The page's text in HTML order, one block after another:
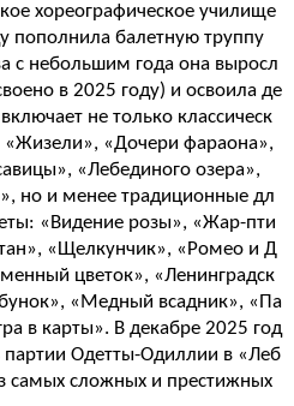
хореографическое училище
пополнила балетную труппу
с небольшим года она выросл
в 2025 году) и освоила де
не только классическ
«Дочери фараона»,
«Лебединого озера»,
но и менее традиционные дл
«Видение розы», «Жар-пти
«Щелкунчик», «Ромео и Д
цветок», «Ленинградск
«Медный всадник», «Па
в карты». В декабре 2025 год
Одетты-Одиллии в «Леб
самых сложных и престижных